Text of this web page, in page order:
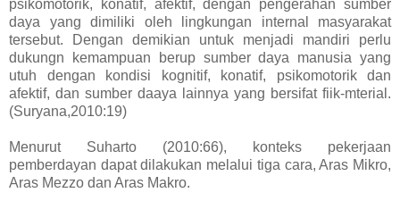
psikomotorik, konatif, afektif, dengan pengerahan sumber
daya yang dimiliki oleh lingkungan internal masyarakat
tersebut. Dengan demikian untuk menjadi mandiri perlu
dukungn kemampuan berup sumber daya manusia yang
utuh dengan kondisi kognitif, konatif, psikomotorik dan
afektif, dan sumber daaya lainnya yang bersifat fiik-mterial.
(Suryana,2010:19)
Menurut Suharto (2010:66), konteks pekerjaan
pemberdayan dapat dilakukan melalui tiga cara, Aras Mikro,
Aras Mezzo dan Aras Makro.